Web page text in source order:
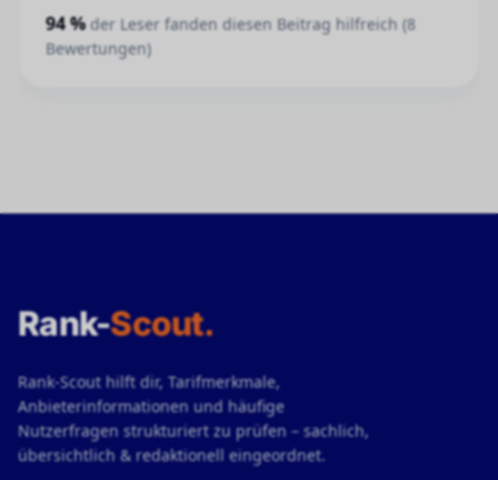
94% der Leser fanden diesen Beitrag hilfreich (8
Bewertungen)
Rank-Scout.
Rank-Scout hilft dir, Tarifmerkmale,
Anbieterinformationen und häufige
Nutzerfragen strukturiert zu prüfen – sachlich,
übersichtlich & redaktionell eingeordnet.